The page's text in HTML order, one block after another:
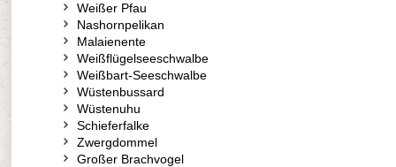
Weißer Pfau
Nashornpelikan
Malaienente
Weißflügelseeschwalbe
Weißbart-Seeschwalbe
Wüstenbussard
Wüstenuhu
Schieferfalke
Zwergdommel
Großer Brachvogel